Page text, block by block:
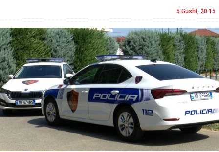
5 Gusht, 20:15